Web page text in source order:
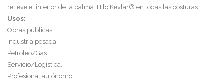
relieve el interior de la palma. Hilo Kevlar® en todas las costuras.
Usos:
Obras públicas.
Industria pesada.
Petroleo/Gas.
Servicio/Logística.
Profesional autónomo.